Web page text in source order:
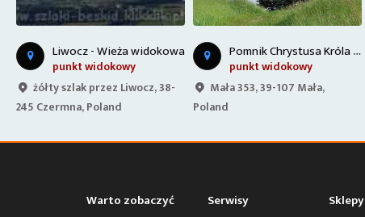
Liwocz - Wieża widokowa
punkt widokowy
żółty szlak przez Liwocz, 38-
245 Czermna, Poland
P
omnik Chrystusa Króla w Małej
punkt widokowy
Mała 353, 39-107 Mała,
Poland
Warto zobaczyć Serwisy Sklepy